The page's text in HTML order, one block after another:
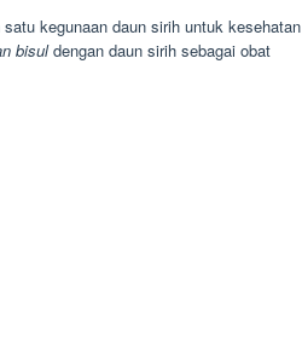
kegunaan daun sirih untuk kesehatan
bisuldengan daun sirih sebagai obat